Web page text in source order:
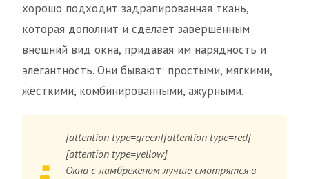
хорошо подходит задрапированная ткань,
которая дополнит и сделает завершённым
внешний вид окна, придавая им нарядность и
элегантность. Они бывают: простыми, мягкими,
жёсткими, комбинированными, ажурными.
[attention type=green][attention type=red]
[attention type=yellow]
Окна с ламбрекеном лучше смотрятся в